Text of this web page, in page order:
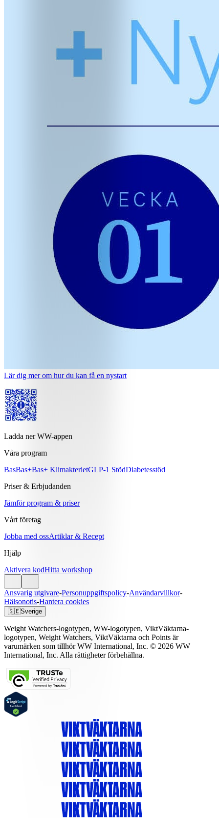
Lär dig mer om hur du kan få en nystart
Ladda ner WW-appen
Våra program
BasBas+Bas+ KlimakterietGLP-1 StödDiabetesstöd
Priser & Erbjudanden
Jämför program & priser
Vårt företag
Jobba med ossArtiklar & Recept
Hjälp
Aktivera kodHitta workshop
Ansvarig utgivare-Personuppgiftspolicy-Användarvillkor-
Hälsonotis-Hantera cookies
🇸🇪Sverige
Weight Watchers-logotypen, WW-logotypen, ViktVäktarna-
logotypen, Weight Watchers, ViktVäktarna och Points är
varumärken som tillhör WW International, Inc. © 2026 WW
International, Inc. Alla rättigheter förbehållna.